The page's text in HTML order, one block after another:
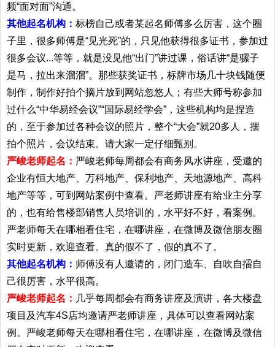
频“面对面”沟通。
其他起名机构： 标榜自己或者某起名师傅多么厉害，这个圈
子里，很多师傅是“见光死”的，只见他获得很多证书，参加过
很多会议...等等，就是没见他“出门”讲过课，俗话讲“是骡子
是马，拉出来溜溜”。那些获奖证书，标牌市场几十块钱随便
制作，制作好拍个摘片放到网站忽悠人；有些大师号称参加
过什么“中华易经会议”“国际易经学会”，这些机构均是捏造
的，至于参加过各种会议的照片，整个“大会”就20多人，摆
拍个照片，会议结束。请大家一定仔细甄别。
严峻老师起名： 严峻老师每周都会有商务风水讲座，受邀的
企业有恒大地产、万科地产、保利地产、天地源地产、高科
地产等等，可到网站案例中查看。严老师讲座有给业主分享
的，也有给售楼部销售人员培训的，水平好不好，看案例。
严老师每天在哪相看住宅，在哪讲座，在微博及微信朋友圈
实时更新，欢迎查看。真的假不了，假的真不了。
其他起名机构： 师傅没有人邀请的，闭门造车、自吹自擂自
己很厉害，水平很高。
严峻老师起名： 几乎每周都会有商务讲座及演讲，各大楼盘
项目及汽车4S店均邀请严老师讲座，具体可以查看网站案
例。严峻老师每天在哪相看住宅，在哪讲座，在微博及微信